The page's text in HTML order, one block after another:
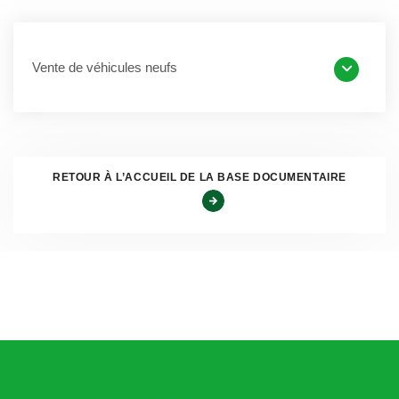
que le règlement n° 123/85
« ne fait pas obstacle à ce
de revente indépendante de véhicules neufs de cette
FRANÇAIS
Vente de véhicules neufs
RETOUR À L’ACCUEIL DE LA BASE DOCUMENTAIRE